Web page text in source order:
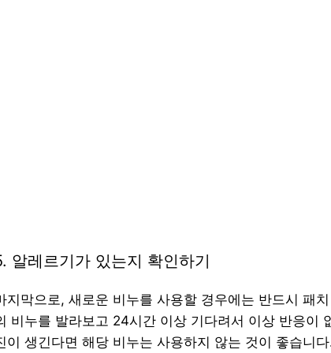
알레르기가 있는지 확인하기
지막으로, 새로운 비누를 사용할 경우에는 반드시 패
비누를 발라보고 24시간 이상 기다려서 이상 반응이
이 생긴다면 해당 비누는 사용하지 않는 것이 좋습니